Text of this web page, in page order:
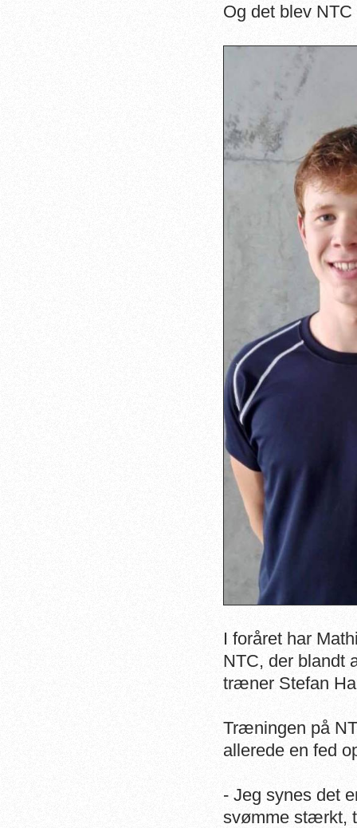
Og det blev NTC
I foråret har
NTC, der blandt
træner Stefan
Træningen på
allerede en fed
- Jeg synes det
svømme stærkt,